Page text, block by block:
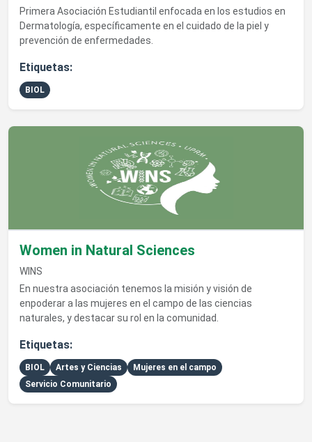
Primera Asociación Estudiantil enfocada en los estudios en
Dermatología, específicamente en el cuidado de la piel y
prevención de enfermedades.
Etiquetas:
BIOL
Ver detalles de Women in Natural Sciences
Women in Natural Sciences
WINS
En nuestra asociación tenemos la misión y visión de
enpoderar a las mujeres en el campo de las ciencias
naturales, y destacar su rol en la comunidad.
Etiquetas:
BIOL Artes y Ciencias
Mujeres en el campo
Servicio Comunitario